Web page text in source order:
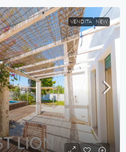
VENDITA NEW